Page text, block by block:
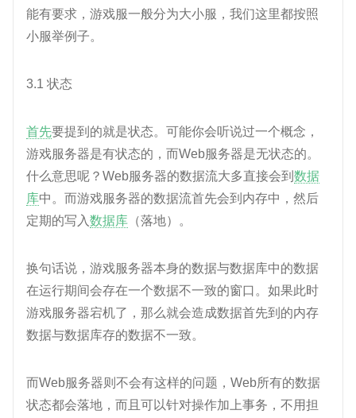
能有要求，游戏服一般分为大小服，我们这里都按照
小服举例子。
3.1 状态
首先要提到的就是状态。可能你会听说过一个概念，
游戏服务器是有状态的，而Web服务器是无状态的。
什么意思呢？Web服务器的数据流大多直接会到 数据
库中。而游戏服务器的数据流首先会到内存中，然后
定期的写入数据库 （落地）。
换句话说，游戏服务器本身的数据与数据库中的数据
在运行期间会存在一个数据不一致的窗口。如果此时
游戏服务器宕机了，那么就会造成数据首先到的内存
数据与数据库存的数据不一致。
而Web服务器则不会有这样的问题，Web所有的数据
状态都会落地，而且可以针对操作加上事务，不用担